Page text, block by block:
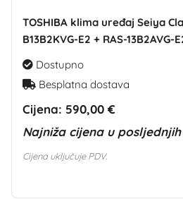
TOSHIBA klima uređaj Seiya
B13B2KVG-E2 + RAS-13B2AVG-
Dostupno
Besplatna dostava
Cijena: 590,00 €
Najniža cijena u
Cijena uključuje PDV.